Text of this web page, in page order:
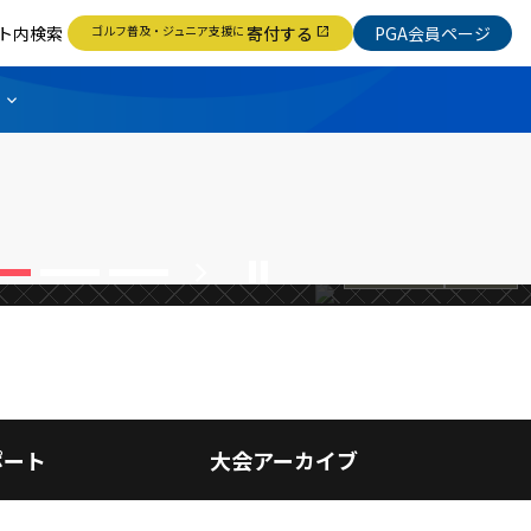
内検索 ゴルフ普及・ジュニア支援に 寄付する open_in_new PGA会員ページ
が通算９アン
大金星
chevron_right pause
ト 大会アーカイブ